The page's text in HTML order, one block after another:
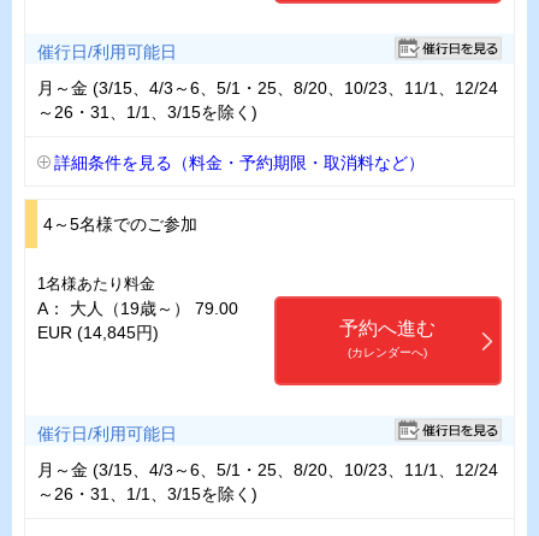
催行日/利用可能日
月～金 (3/15、4/3～6、5/1・25、8/20、10/23、11/1、12/24
～26・31、1/1、3/15を除く)
詳細条件を見る（料金・予約期限・取消料など）
4～5名様でのご参加
1名様あたり料金
A： 大人（19歳～） 79.00
EUR (14,845円)
予約へ進む
(カレンダーへ)
催行日/利用可能日
月～金 (3/15、4/3～6、5/1・25、8/20、10/23、11/1、12/24
～26・31、1/1、3/15を除く)